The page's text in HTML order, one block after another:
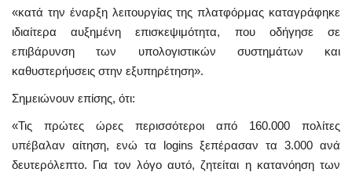
«κατά την έναρξη λειτουργίας της πλατφόρμας καταγράφηκε
ιδιαίτερα αυξημένη επισκεψιμότητα, που οδήγησε σε
επιβάρυνση των υπολογιστικών συστημάτων και
καθυστερήυσεις στην εξυπηρέτηση».
Σημειώνουν επίσης, ότι:
«Τις πρώτες ώρες περισσότεροι από 160.000 πολίτες
υπέβαλαν αίτηση, ενώ τα logins ξεπέρασαν τα 3.000 ανά
δευτερόλεπτο. Για τον λόγο αυτό, ζητείται η κατανόηση των